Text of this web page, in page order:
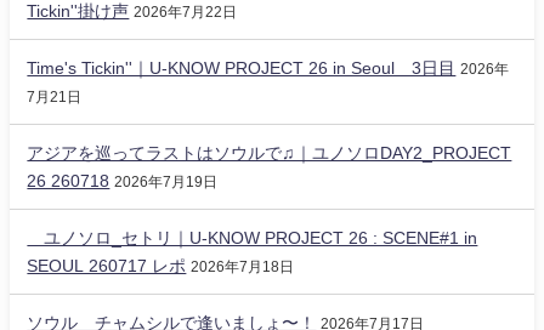
Tickin''掛け声 2026年7月22日
Time's Tickin''｜U-KNOW PROJECT 26 in Seoul 3日目
2026年
7月21日
アジアを巡ってラストはソウルで♫｜ユノソロDAY2_PROJECT
26 260718 2026年7月19日
ユノソロ_セトリ｜U-KNOW PROJECT 26 : SCENE#1 in
SEOUL 260717 レポ 2026年7月18日
ソウル チャムシルで逢いましょ〜！ 2026年7月17日